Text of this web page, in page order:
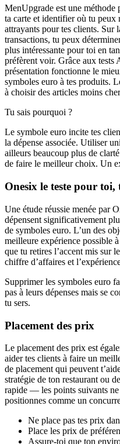
MenUpgrade est une
ta carte et identifier où tu peux
attrayants pour tes clients. Sur
transactions, tu peux
plus intéressante pour toi en
préfèrent voir. Grâce aux tests
présentation fonctionne le
symboles euro à tes produits.
à choisir des articles moins
Tu sais pourquoi ?
Le symbole euro incite tes
la dépense associée. Utiliser
ailleurs beaucoup plus de
de faire le meilleur choix. Un
Onesix le teste pour toi,
Une étude réussie menée par
dépensent significativement
de symboles euro. L’un des
meilleure expérience possible
que tu retires l’accent mis sur
chiffre d’affaires et
Supprimer les symboles euro
pas à leurs dépenses mais se
tu sers.
Placement des prix
Le placement des prix est
aider tes clients à faire un
de placement qui peuvent
stratégie de ton restaurant ou
rapide — les points suivants
positionnes comme un
Ne place pas tes prix
Place les prix de
Assure-toi que ton